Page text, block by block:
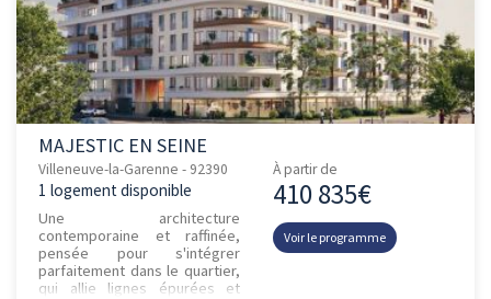
MAJESTIC EN SEINE
Villeneuve-la-Garenne - 92390
1 logement disponible
Une architecture
contemporaine et raffinée,
pensée pour s'intégrer
parfaitement dans le quartier,
qui allie lignes épurées et
À partir de
410 835€
Voir le programme